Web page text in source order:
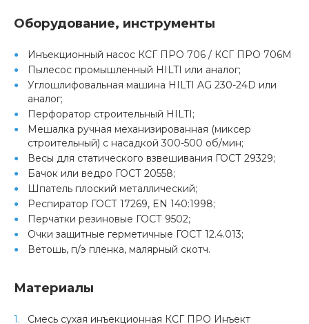
Оборудование, инструменты
Инъекционный насос КСГ ПРО 706 / КСГ ПРО 706М
Пылесос промышленный HILTI или аналог;
Углошлифовальная машина HILTI AG 230-24D или
аналог;
Перфоратор строительный HILTI;
Мешалка ручная механизированная (миксер
строительный) с насадкой 300-500 об/мин;
Весы для статического взвешивания ГОСТ 29329;
Бачок или ведро ГОСТ 20558;
Шпатель плоский металлический;
Респиратор ГОСТ 17269, EN 140:1998;
Перчатки резиновые ГОСТ 9502;
Очки защитные герметичные ГОСТ 12.4.013;
Ветошь, п/э пленка, малярный скотч.
Материалы
Смесь сухая инъекционная КСГ ПРО Инъект